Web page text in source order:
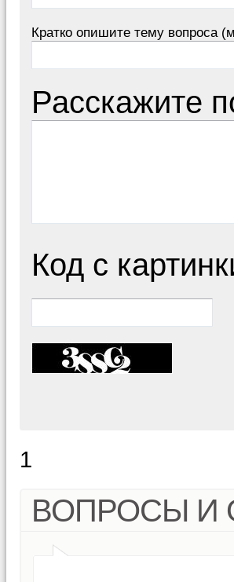
Кратко опишите тему вопроса
Расскажите
Код с
1
ВОПРОСЫ И